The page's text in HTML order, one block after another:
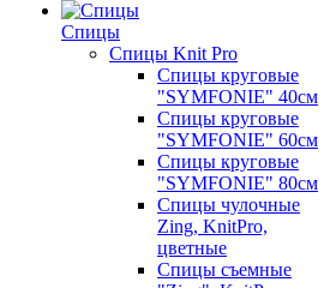
Спицы
Спицы Knit Pro
Спицы круговые
"SYMFONIE" 40см
Спицы круговые
"SYMFONIE" 60см
Спицы круговые
"SYMFONIE" 80см
Спицы чулочные
Zing, KnitPro,
цветные
Спицы съемные